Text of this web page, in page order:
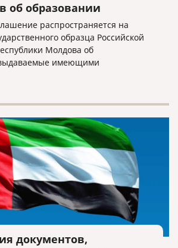
об образовании
распространяется на
образца Российской
Молдова об
имеющими
учреждениями и другими
Российской Федерации и
Республики Молдова.
документов,